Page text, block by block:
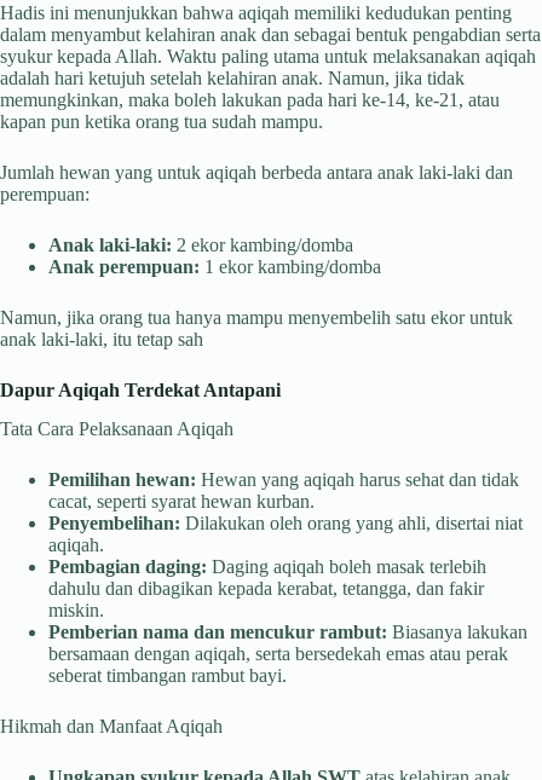
Hadis ini menunjukkan bahwa aqiqah memiliki kedudukan penting
dalam menyambut kelahiran anak dan sebagai bentuk pengabdian serta
syukur kepada Allah. Waktu paling utama untuk melaksanakan aqiqah
adalah hari ketujuh setelah kelahiran anak. Namun, jika tidak
memungkinkan, maka boleh lakukan pada hari ke-14, ke-21, atau
kapan pun ketika orang tua sudah mampu.
Jumlah hewan yang untuk aqiqah berbeda antara anak laki-laki dan
perempuan:
Anak laki-laki: 2 ekor kambing/domba
Anak perempuan: 1 ekor kambing/domba
Namun, jika orang tua hanya mampu menyembelih satu ekor untuk
anak laki-laki, itu tetap sah
Dapur Aqiqah Terdekat Antapani
Tata Cara Pelaksanaan Aqiqah
Pemilihan hewan: Hewan yang aqiqah harus sehat dan tidak
cacat, seperti syarat hewan kurban.
Penyembelihan: Dilakukan oleh orang yang ahli, disertai niat
aqiqah.
Pembagian daging: Daging aqiqah boleh masak terlebih
dahulu dan dibagikan kepada kerabat, tetangga, dan fakir
miskin.
Pemberian nama dan mencukur rambut: Biasanya lakukan
bersamaan dengan aqiqah, serta bersedekah emas atau perak
seberat timbangan rambut bayi.
Hikmah dan Manfaat Aqiqah